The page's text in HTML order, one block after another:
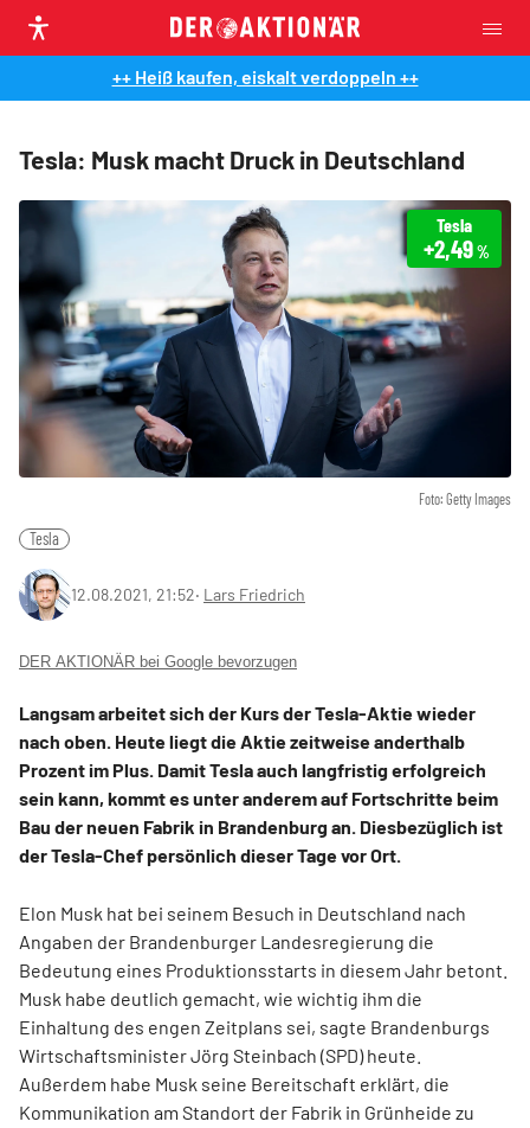
++ Heiß kaufen, eiskalt verdoppeln ++
Tesla: Musk macht Druck in Deutschland
Foto: Getty Images
Tesla
+2,49%
Tesla
12.08.2021, 21:52‧ Lars Friedrich
DER AKTIONÄR bei Google bevorzugen
Langsam arbeitet sich der Kurs der Tesla-Aktie wieder
nach oben. Heute liegt die Aktie zeitweise anderthalb
Prozent im Plus. Damit Tesla auch langfristig erfolgreich
sein kann, kommt es unter anderem auf Fortschritte beim
Bau der neuen Fabrik in Brandenburg an. Diesbezüglich ist
der Tesla-Chef persönlich dieser Tage vor Ort.
Elon Musk hat bei seinem Besuch in Deutschland nach
Angaben der Brandenburger Landesregierung die
Bedeutung eines Produktionsstarts in diesem Jahr betont.
Musk habe deutlich gemacht, wie wichtig ihm die
Einhaltung des engen Zeitplans sei, sagte Brandenburgs
Wirtschaftsminister Jörg Steinbach (SPD) heute.
Außerdem habe Musk seine Bereitschaft erklärt, die
Kommunikation am Standort der Fabrik in Grünheide zu